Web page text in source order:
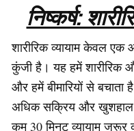
निष्कर्ष:
शारीरिक व्यायाम केवल
कुंजी है। यह हमें शारीरिक
और हमें बीमारियों से बचाता
अधिक सक्रिय और खुशहाल
कम 30 मिनट व्यायाम जरूर